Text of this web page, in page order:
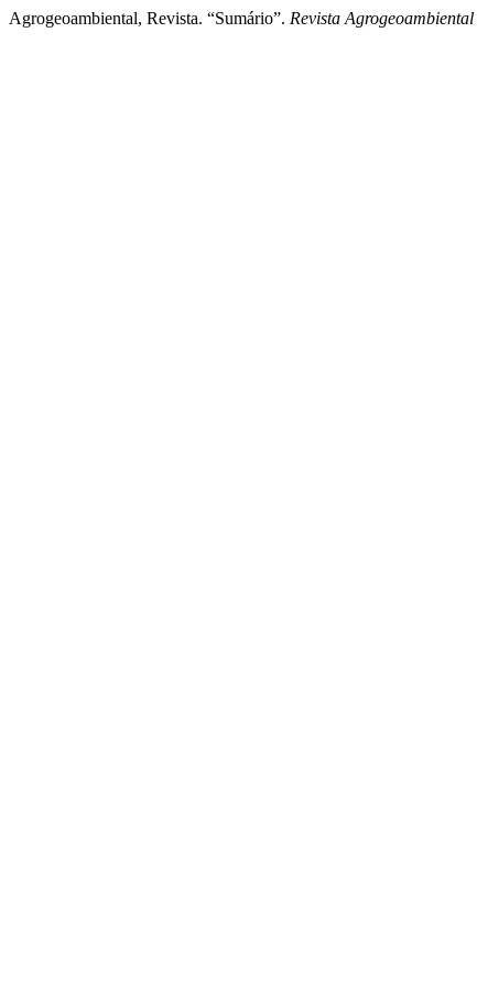
Agrogeoambiental, Revista. “Sumário”. Revista Agrogeoambiental